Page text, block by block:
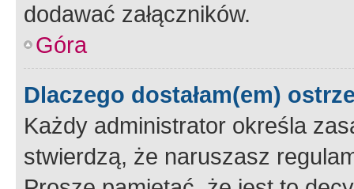
dodawać załączników.
Góra
Dlaczego dostałam(em)
Każdy administrator określa
stwierdzą, że naruszasz